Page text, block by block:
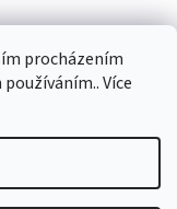
procházením
Více